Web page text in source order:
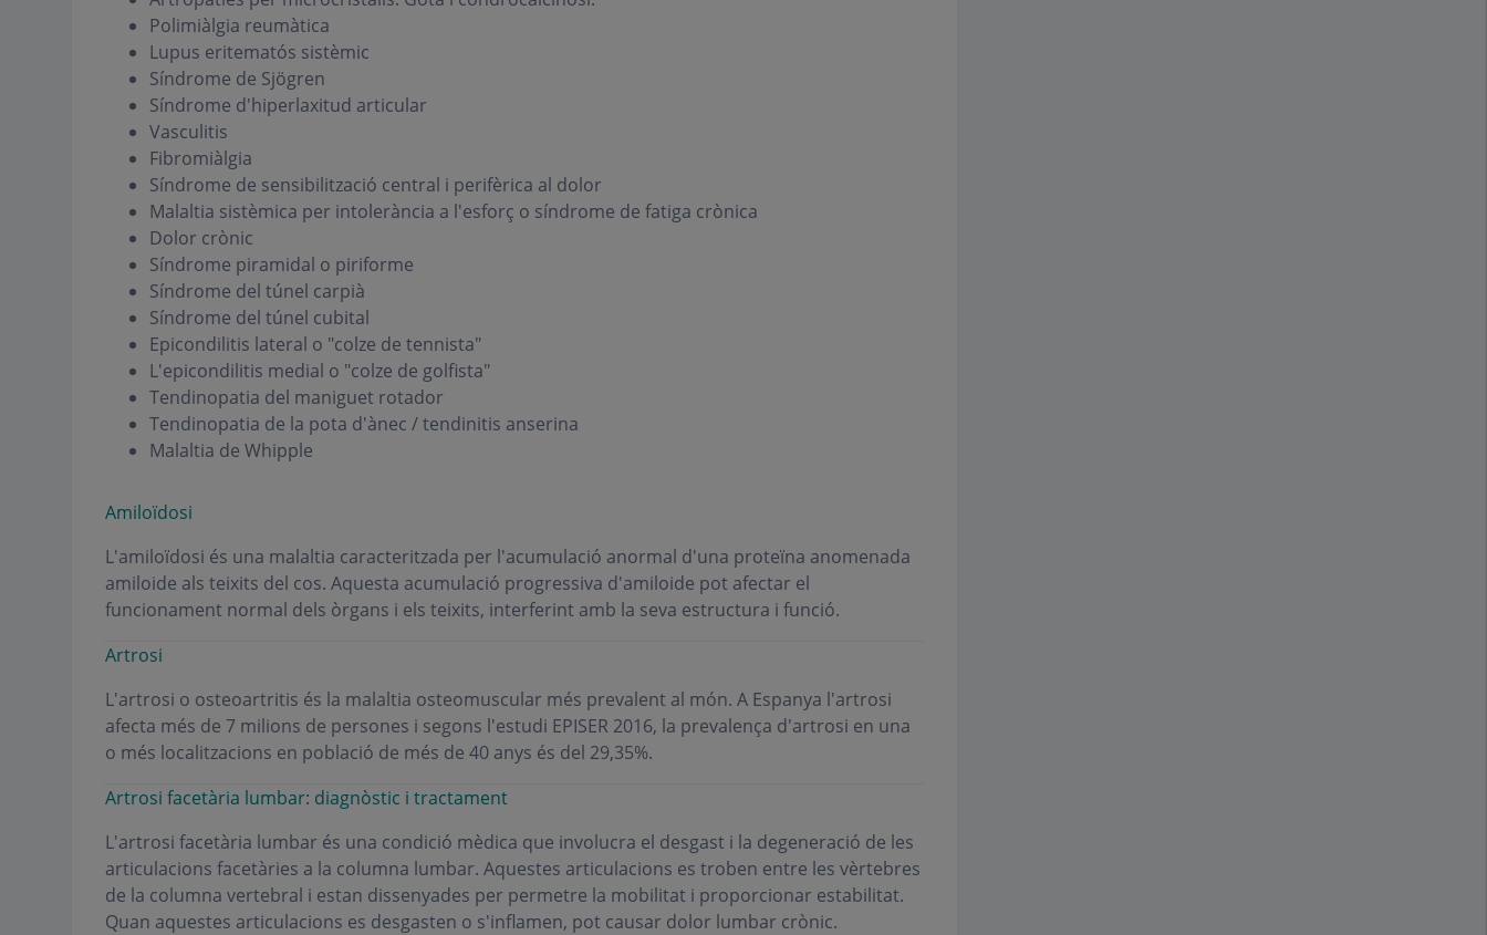
Polimiàlgia reumàtica
Lupus eritematós sistèmic
Síndrome de Sjögren
Síndrome d'hiperlaxitud articular
Vasculitis
Fibromiàlgia
Síndrome de sensibilització central i perifèrica al dolor
Malaltia sistèmica per intolerància a l'esforç o síndrome de fatiga crònica
Dolor crònic
Síndrome piramidal o piriforme
Síndrome del túnel carpià
Síndrome del túnel cubital
Epicondilitis lateral o "colze de tennista"
L'epicondilitis medial o "colze de golfista"
Tendinopatia del maniguet rotador
Tendinopatia de la pota d'ànec / tendinitis anserina
Malaltia de Whipple
Amiloïdosi
L'amiloïdosi és una malaltia caracteritzada per l'acumulació anormal d'una proteïna anomenada
amiloide als teixits del cos. Aquesta acumulació progressiva d'amiloide pot afectar el
funcionament normal dels òrgans i els teixits, interferint amb la seva estructura i funció.
Artrosi
L'artrosi o osteoartritis és la malaltia osteomuscular més prevalent al món. A Espanya l'artrosi
afecta més de 7 milions de persones i segons l'estudi EPISER 2016, la prevalença d'artrosi en una
o més localitzacions en població de més de 40 anys és del 29,35%.
Artrosi facetària lumbar: diagnòstic i tractament
L'artrosi facetària lumbar és una condició mèdica que involucra el desgast i la degeneració de les
articulacions facetàries a la columna lumbar. Aquestes articulacions es troben entre les vèrtebres
de la columna vertebral i estan dissenyades per permetre la mobilitat i proporcionar estabilitat.
Quan aquestes articulacions es desgasten o s'inflamen, pot causar dolor lumbar crònic.